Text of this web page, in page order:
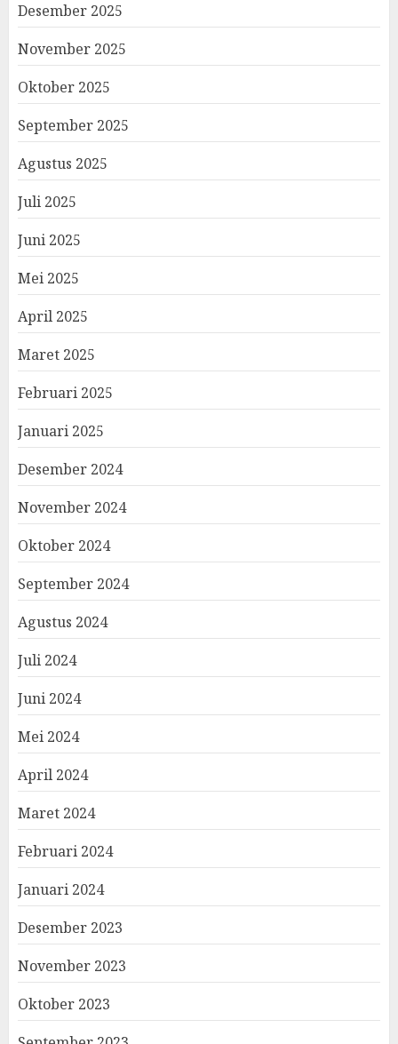
Desember 2025
November 2025
Oktober 2025
September 2025
Agustus 2025
Juli 2025
Juni 2025
Mei 2025
April 2025
Maret 2025
Februari 2025
Januari 2025
Desember 2024
November 2024
Oktober 2024
September 2024
Agustus 2024
Juli 2024
Juni 2024
Mei 2024
April 2024
Maret 2024
Februari 2024
Januari 2024
Desember 2023
November 2023
Oktober 2023